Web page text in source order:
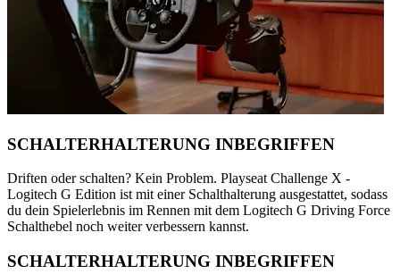
SCHALTERHALTERUNG INBEGRIFFEN
Driften oder schalten? Kein Problem. Playseat Challenge X -
Logitech G Edition ist mit einer Schalthalterung ausgestattet, sodass
du dein Spielerlebnis im Rennen mit dem Logitech G Driving Force
Schalthebel noch weiter verbessern kannst.
SCHALTERHALTERUNG INBEGRIFFEN